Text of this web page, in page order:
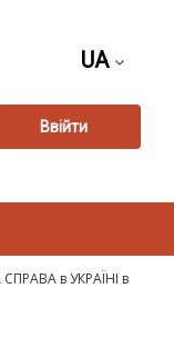
UA
Ввійти
в УКРАЇНІ в